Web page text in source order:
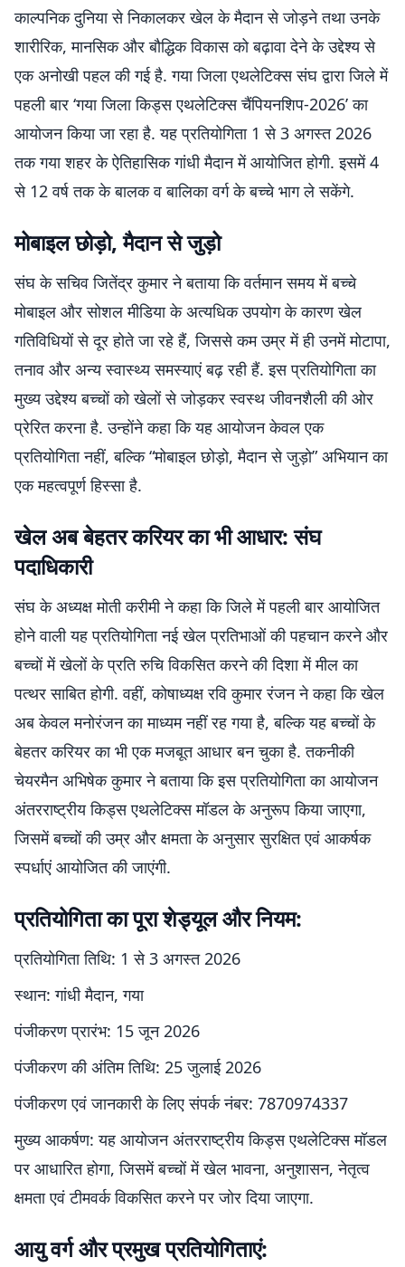
काल्पनिक दुनिया से निकालकर खेल के मैदान से जोड़ने तथा उनके
शारीरिक, मानसिक और बौद्धिक विकास को बढ़ावा देने के उद्देश्य से
एक अनोखी पहल की गई है. गया जिला एथलेटिक्स संघ द्वारा जिले में
पहली बार ‘गया जिला किड्स एथलेटिक्स चैंपियनशिप-2026’ का
आयोजन किया जा रहा है. यह प्रतियोगिता 1 से 3 अगस्त 2026
तक गया शहर के ऐतिहासिक गांधी मैदान में आयोजित होगी. इसमें 4
से 12 वर्ष तक के बालक व बालिका वर्ग के बच्चे भाग ले सकेंगे.
मोबाइल छोड़ो, मैदान से जुड़ो
संघ के सचिव जितेंद्र कुमार ने बताया कि वर्तमान समय में बच्चे
मोबाइल और सोशल मीडिया के अत्यधिक उपयोग के कारण खेल
गतिविधियों से दूर होते जा रहे हैं, जिससे कम उम्र में ही उनमें मोटापा,
तनाव और अन्य स्वास्थ्य समस्याएं बढ़ रही हैं. इस प्रतियोगिता का
मुख्य उद्देश्य बच्चों को खेलों से जोड़कर स्वस्थ जीवनशैली की ओर
प्रेरित करना है. उन्होंने कहा कि यह आयोजन केवल एक
प्रतियोगिता नहीं, बल्कि “मोबाइल छोड़ो, मैदान से जुड़ो” अभियान का
एक महत्वपूर्ण हिस्सा है.
खेल अब बेहतर करियर का भी आधार: संघ
पदाधिकारी
संघ के अध्यक्ष मोती करीमी ने कहा कि जिले में पहली बार आयोजित
होने वाली यह प्रतियोगिता नई खेल प्रतिभाओं की पहचान करने और
बच्चों में खेलों के प्रति रुचि विकसित करने की दिशा में मील का
पत्थर साबित होगी. वहीं, कोषाध्यक्ष रवि कुमार रंजन ने कहा कि खेल
अब केवल मनोरंजन का माध्यम नहीं रह गया है, बल्कि यह बच्चों के
बेहतर करियर का भी एक मजबूत आधार बन चुका है. तकनीकी
चेयरमैन अभिषेक कुमार ने बताया कि इस प्रतियोगिता का आयोजन
अंतरराष्ट्रीय किड्स एथलेटिक्स मॉडल के अनुरूप किया जाएगा,
जिसमें बच्चों की उम्र और क्षमता के अनुसार सुरक्षित एवं आकर्षक
स्पर्धाएं आयोजित की जाएंगी.
प्रतियोगिता का पूरा शेड्यूल और नियम:
प्रतियोगिता तिथि: 1 से 3 अगस्त 2026
स्थान: गांधी मैदान, गया
पंजीकरण प्रारंभ: 15 जून 2026
पंजीकरण की अंतिम तिथि: 25 जुलाई 2026
पंजीकरण एवं जानकारी के लिए संपर्क नंबर: 7870974337
मुख्य आकर्षण: यह आयोजन अंतरराष्ट्रीय किड्स एथलेटिक्स मॉडल
पर आधारित होगा, जिसमें बच्चों में खेल भावना, अनुशासन, नेतृत्व
क्षमता एवं टीमवर्क विकसित करने पर जोर दिया जाएगा.
आयु वर्ग और प्रमुख प्रतियोगिताएं: